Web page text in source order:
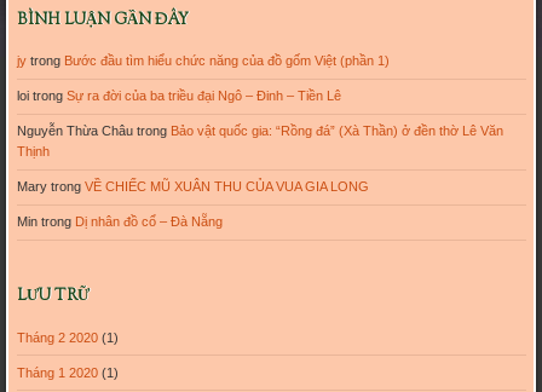
BÌNH LUẬN GẦN ĐÂY
jytrong Bước đầu tìm hiểu chức năng của đồ gốm Việt (phần 1)
loitrong Sự ra đời của ba triều đại Ngô – Đinh – Tiền Lê
Nguyễn Thừa Châutrong Bảo vật quốc gia: “Rồng đá” (Xà Thần) ở đền thờ Lê Văn
Thịnh
Marytrong VỀ CHIẾC MŨ XUÂN THU CỦA VUA GIA LONG
Mintrong Dị nhân đồ cổ – Đà Nẵng
LƯU TRỮ
Tháng 2 2020(1)
Tháng 1 2020(1)